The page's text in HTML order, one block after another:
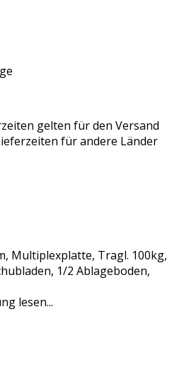
gelten für den Versand
für andere Länder
Multiplexplatte, Tragl. 100kg,
1/2 Ablageboden,
lesen...